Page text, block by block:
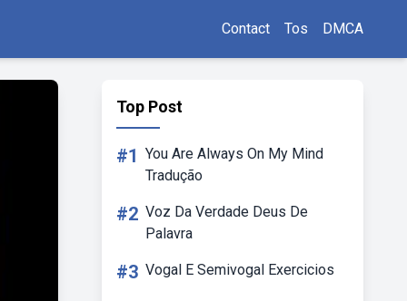
Contact Tos DMCA
Top Post
#1 You Are Always On My Mind
Tradução
#2 Voz Da Verdade Deus De
Palavra
#3 Vogal E Semivogal Exercicios